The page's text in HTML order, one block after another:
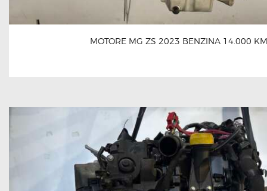
MOTORE MG ZS 2023 BENZINA 14.000 KM